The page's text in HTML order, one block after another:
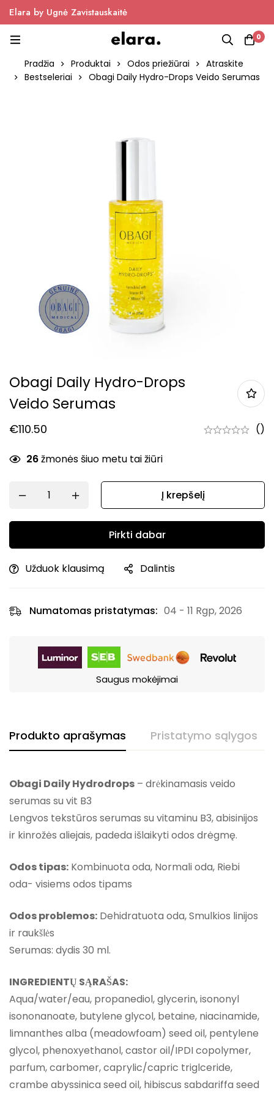
Elara by Ugnė Zavistauskaitė
0
Pradžia Produktai Odos priežiūrai
Atraskite
Bestseleriai
Obagi Daily Hydro-Drops Veido Serumas
Obagi Daily Hydro-Drops
Veido Serumas
€110.50 ()
26žmonės šiuo metu tai žiūri
Į krepšelį
Pirkti dabar
Užduok klausimą Dalintis
Numatomas pristatymas: 04 - 11 Rgp, 2026
Saugus mokėjimai
Produkto aprašymas Pristatymo sąlygos
Obagi Daily Hydrodrops – drėkinamasis veido
serumas su vit B3
Lengvos tekstūros serumas su vitaminu B3, abisinijos
ir kinrožės aliejais, padeda išlaikyti odos drėgmę.
Odos tipas: Kombinuota oda, Normali oda, Riebi
oda- visiems odos tipams
Odos problemos: Dehidratuota oda, Smulkios linijos
ir raukšlės
Serumas: dydis 30 ml.
INGREDIENTŲ SĄRAŠAS:
Aqua/water/eau, propanediol, glycerin, isononyl
isononanoate, butylene glycol, betaine, niacinamide,
limnanthes alba (meadowfoam) seed oil, pentylene
glycol, phenoxyethanol, castor oil/IPDI copolymer,
parfum, carbomer, caprylic/capric triglceride,
crambe abyssinica seed oil, hibiscus sabdariffa seed